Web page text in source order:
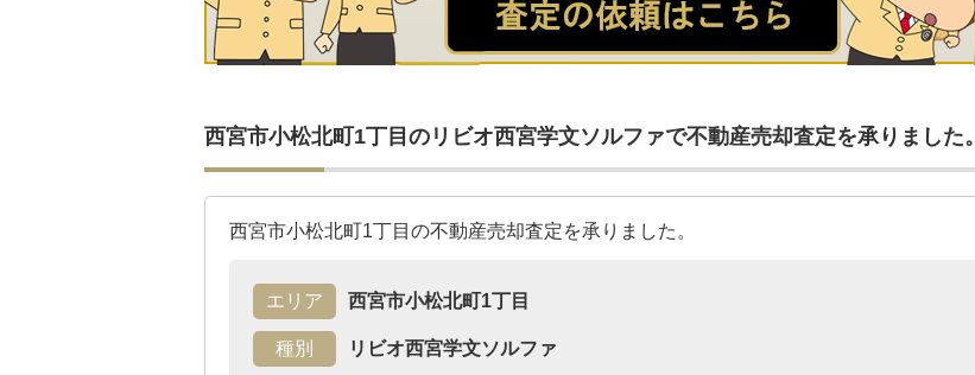
西宮市小松北町1丁目のリビオ西宮学文ソルファで不動産売却査定を承りました。
西宮市小松北町1丁目の不動産売却査定を承りました。
エリア 西宮市小松北町1丁目
種別
リビオ西宮学文ソルファ